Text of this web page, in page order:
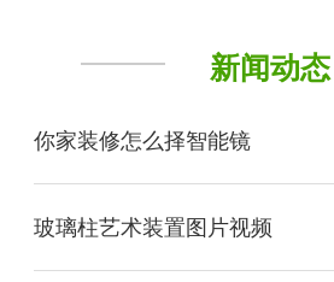
新闻动态
你家装修怎么择智能镜
玻璃柱艺术装置图片视频